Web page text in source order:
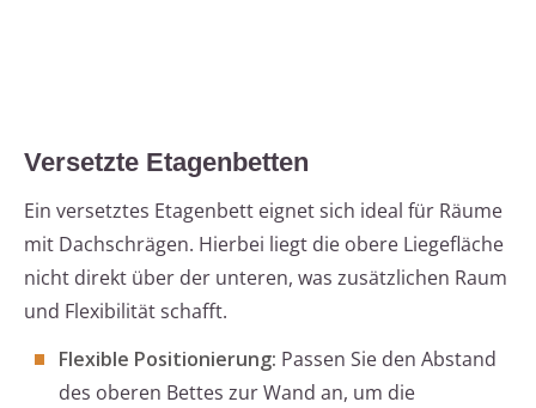
Versetzte Etagenbetten
Ein versetztes Etagenbett eignet sich ideal für Räume
mit Dachschrägen. Hierbei liegt die obere Liegefläche
nicht direkt über der unteren, was zusätzlichen Raum
und Flexibilität schafft.
Flexible Positionierung: Passen Sie den Abstand
des oberen Bettes zur Wand an, um die